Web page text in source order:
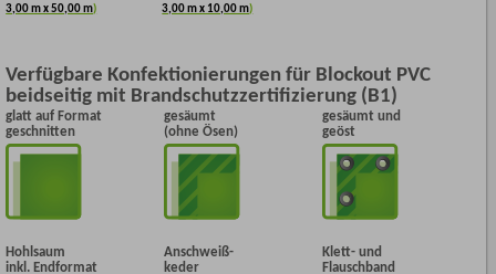
3,00 m x 50,00 m)
3,00 m x 10,00 m)
Verfügbare Konfektionierungen für Blockout PVC
beidseitig mit Brandschutzzertifizierung (B1)
glatt auf Format
geschnitten
gesäumt
(ohne Ösen)
gesäumt und
geöst
Hohlsaum
inkl. Endformat
Anschweiß-
keder
Klett- und
Flauschband